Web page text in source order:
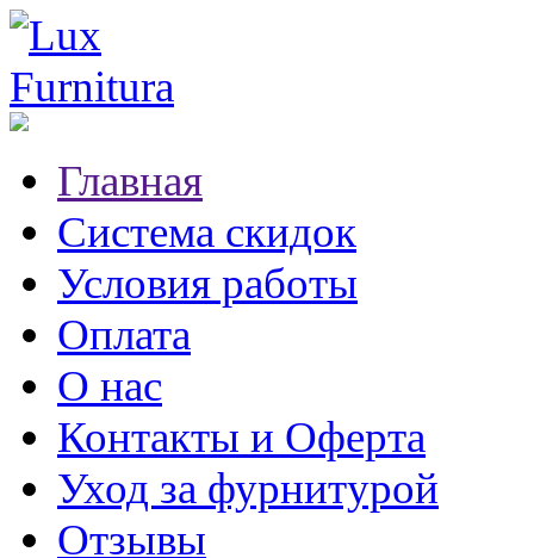
Главная
Система скидок
Условия работы
Оплата
О нас
Контакты и Оферта
Уход за фурнитурой
Отзывы